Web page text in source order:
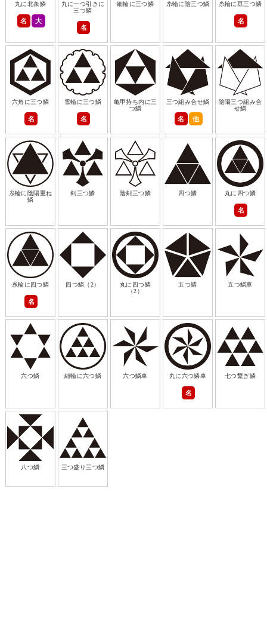
丸に北条鱗
名 大
丸に一つ引きに
三つ鱗
名
細輪に三つ鱗 糸輪に陰三つ鱗 糸輪に豆三つ鱗
名
六角に三つ鱗
名
雪輪に三つ鱗
名
亀甲持ち内に三
つ鱗
三つ組み合せ鱗
名 他
陰陽三つ組み合
せ鱗
糸輪に陰陽重ね
鱗
剣三つ鱗 陰剣三つ鱗 四つ鱗 丸に四つ鱗
名
糸輪に四つ鱗
名
四つ鱗（2）
丸に四つ鱗
（2）
五つ鱗 五つ鱗車
六つ鱗 細輪に六つ鱗 六つ鱗車 丸に六つ鱗車
名
七つ繋ぎ鱗
八つ鱗 三つ盛り三つ鱗